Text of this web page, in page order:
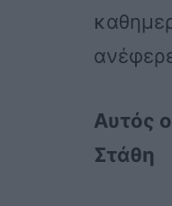
Αυτός
Στάθη